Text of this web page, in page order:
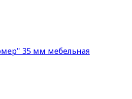
35 мм мебельная